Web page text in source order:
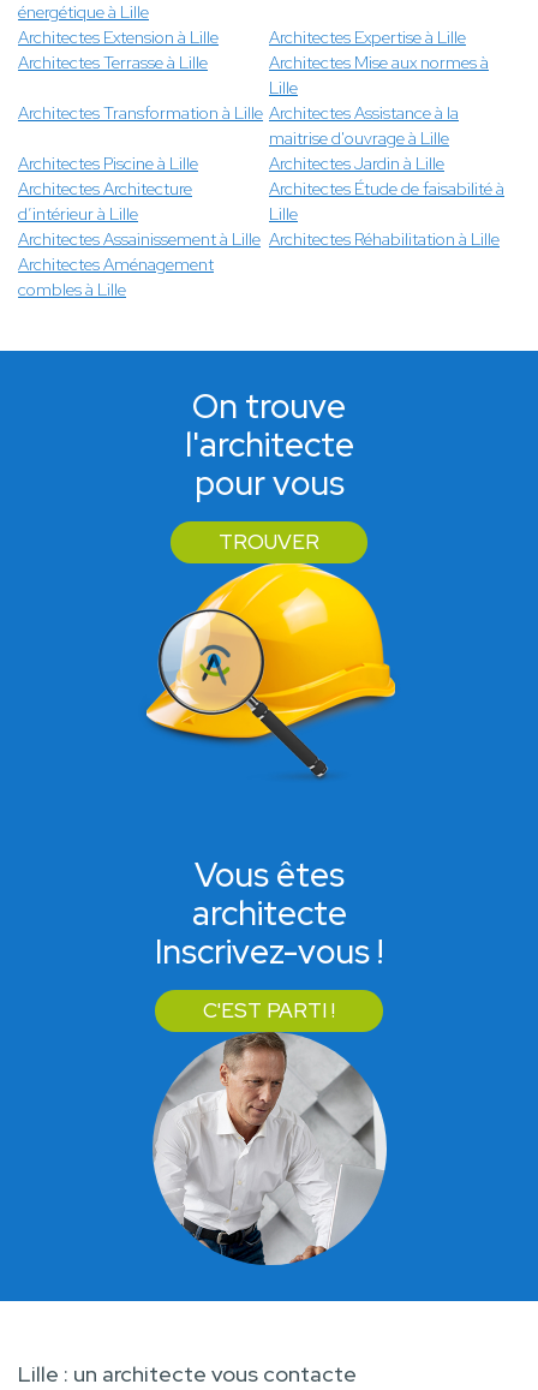
énergétique à Lille
Architectes Extension à Lille
Architectes Expertise à Lille
Architectes Terrasse à Lille
Architectes Mise aux normes à
Lille
Architectes Transformation à Lille Architectes Assistance à la
maitrise d'ouvrage à Lille
Architectes Piscine à Lille
Architectes Jardin à Lille
Architectes Architecture
d’intérieur à Lille
Architectes Étude de faisabilité à
Lille
Architectes Assainissement à Lille Architectes Réhabilitation à Lille
Architectes Aménagement
combles à Lille
On trouve
l'architecte
pour vous
TROUVER
Vous êtes
architecte
Inscrivez-vous !
C'EST PARTI !
Lille : un architecte vous contacte